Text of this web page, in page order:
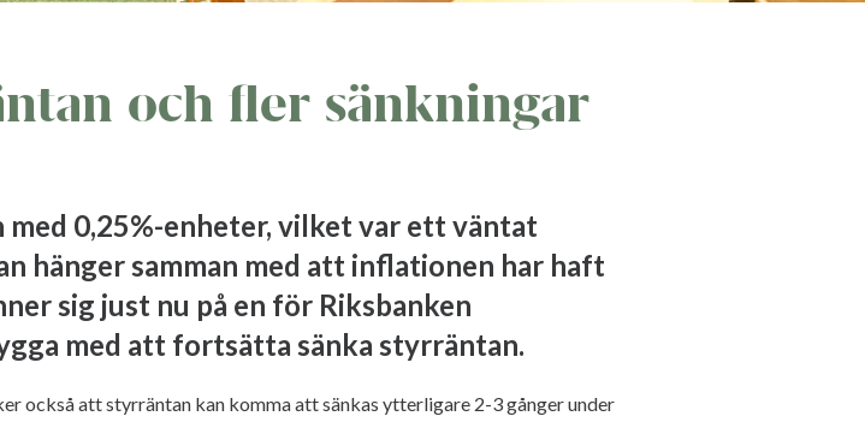
och fler sänkningar
0,25%-enheter, vilket var ett väntat
hänger samman med att inflationen har haft
sig just nu på en för Riksbanken
med att fortsätta sänka styrräntan.
också att styrräntan kan komma att sänkas ytterligare 2-3 gånger under